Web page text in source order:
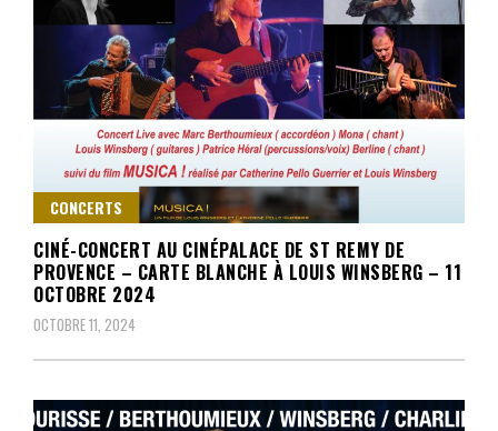
CONCERTS
CINÉ-CONCERT AU CINÉPALACE DE ST REMY DE
PROVENCE – CARTE BLANCHE À LOUIS WINSBERG – 11
OCTOBRE 2024
OCTOBRE 11, 2024